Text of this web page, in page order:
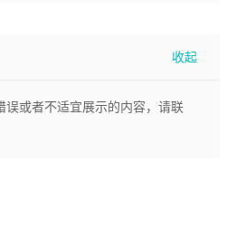
或者不适宜展示的内容，请联